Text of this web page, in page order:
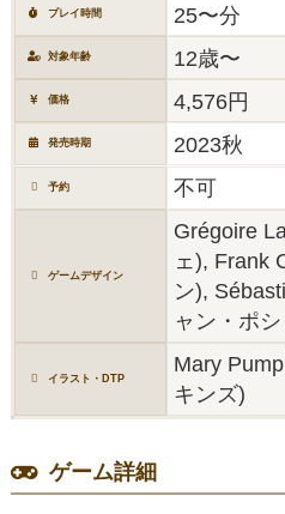
プレイ時間 25〜分
対象年齢 12歳〜
価格 4,576円
発売時期 2023秋
予約 不可
ゲームデザイン
Grégoire
ェ), Frank
ン),
ャン・ポ
イラスト・DTP
Mary
キンズ)
ゲーム詳細